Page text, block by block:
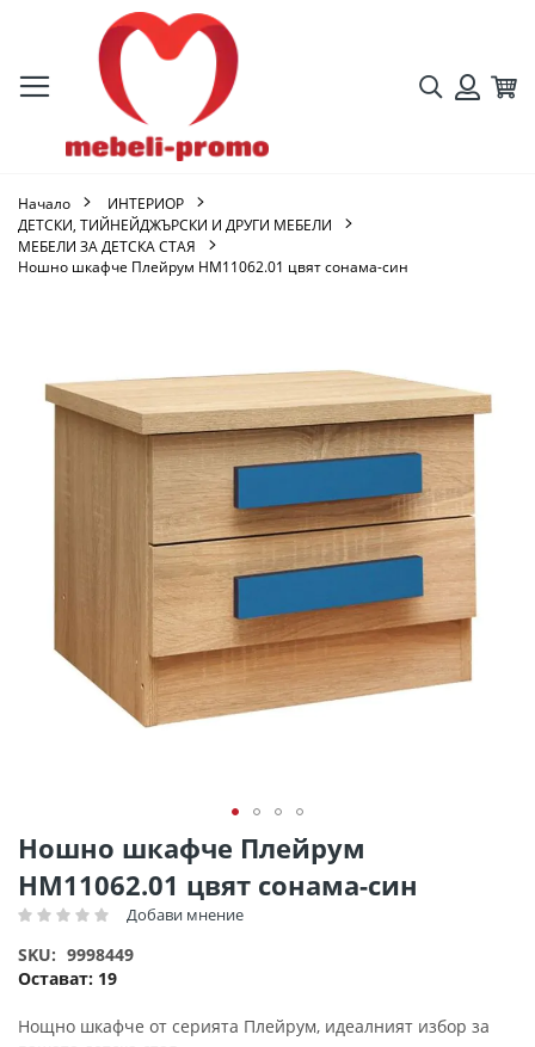
Търсене
Начало
ИНТЕРИОР
ДЕТСКИ, ТИЙНЕЙДЖЪРСКИ И ДРУГИ МЕБЕЛИ
МЕБЕЛИ ЗА ДЕТСКА СТАЯ
Ношно шкафче Плейрум HM11062.01 цвят сонама-син
Ношно шкафче Плейрум
HM11062.01 цвят сонама-син
Рейтинг: Добави мнение
Остават: 19
SKU 9998449
Нощно шкафче от серията Плейрум, идеалният избор за
галерията
изображенията
Преминете
към
началото
на
със
снимки